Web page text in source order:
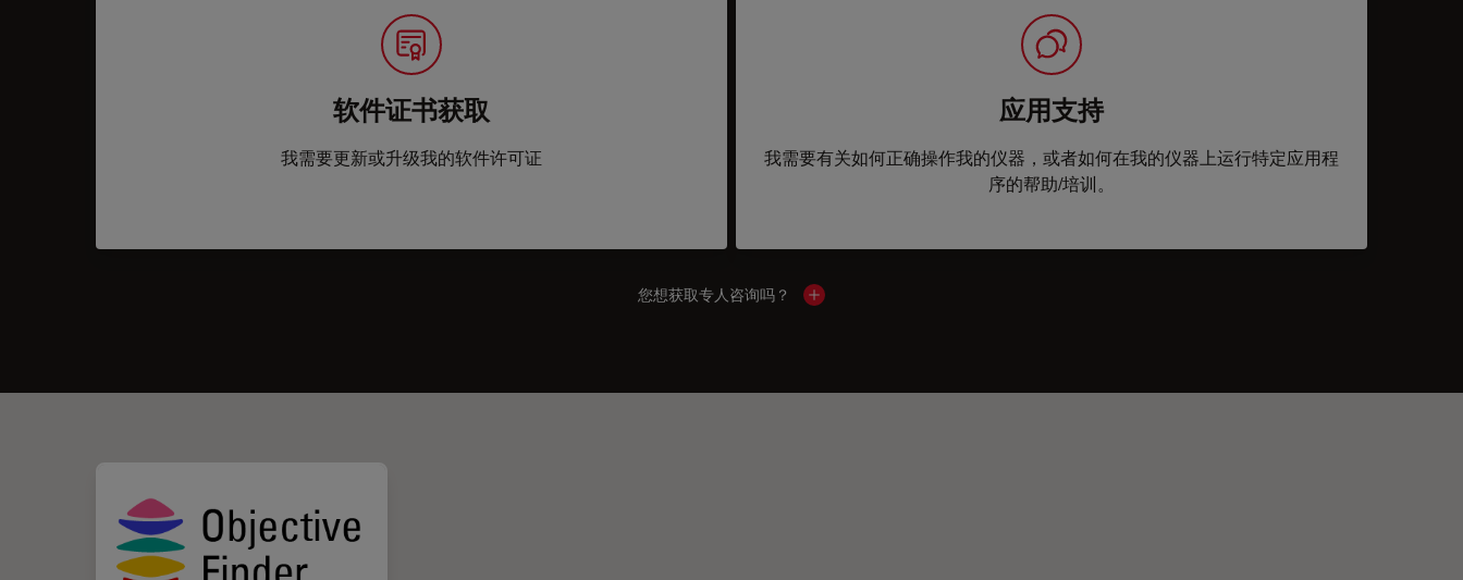
软件证书获取
我需要更新或升级我的软件许可证
应用支持
我需要有关如何正确操作我的仪器，或者如何在我的仪器上运行特定应用程
序的帮助/培训。
您想获取专人咨询吗？ Show local contacts